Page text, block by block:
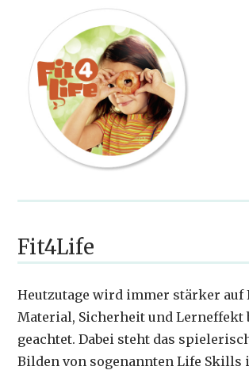
Fit4Life
Heutzutage wird immer stärker auf
Material, Sicherheit und Lerneffekt
geachtet. Dabei steht das
Bilden von sogenannten Life Skills